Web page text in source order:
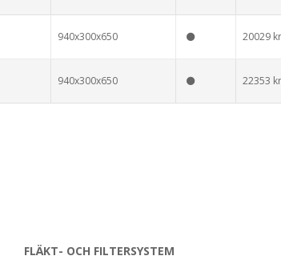
940x300x650 20029 kr
940x300x650 22353 kr
FLÄKT- OCH FILTERSYSTEM